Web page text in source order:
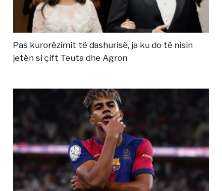
Pas kurorëzimit të dashurisë, ja ku do të nisin
jetën si çift Teuta dhe Agron